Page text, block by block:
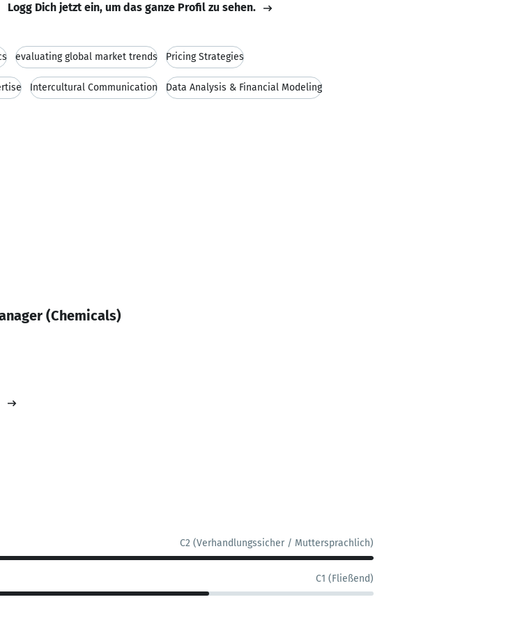
Logg Dich jetzt ein, um das ganze Profil zu sehen.
evaluating global market trends Pricing Strategies
Intercultural Communication Data Analysis & Financial Modeling
(Chemicals)
C2 (Verhandlungssicher / Muttersprachlich)
C1 (Fließend)